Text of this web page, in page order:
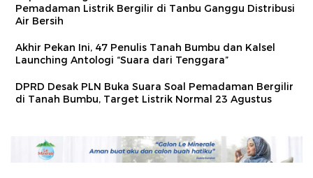
Pemadaman Listrik Bergilir di Tanbu Ganggu Distribusi
Air Bersih
Akhir Pekan Ini, 47 Penulis Tanah Bumbu dan Kalsel
Launching Antologi “Suara dari Tenggara”
DPRD Desak PLN Buka Suara Soal Pemadaman Bergilir
di Tanah Bumbu, Target Listrik Normal 23 Agustus